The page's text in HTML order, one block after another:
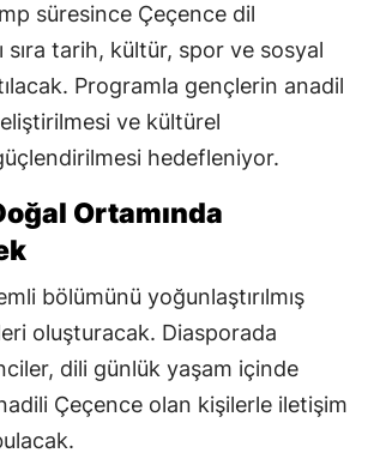
süresince Çeçence dil
sıra tarih, kültür, spor ve sosyal
Programla gençlerin anadil
ve kültürel
hedefleniyor.
Ortamında
bölümünü yoğunlaştırılmış
oluşturacak. Diasporada
dili günlük yaşam içinde
Çeçence olan kişilerle iletişim